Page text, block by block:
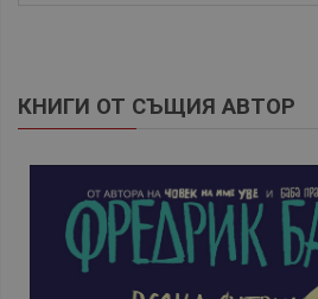
КНИГИ ОТ СЪЩИЯ АВТОР